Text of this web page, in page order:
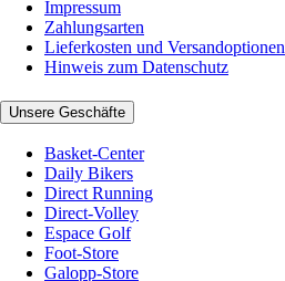
Impressum
Zahlungsarten
Lieferkosten und Versandoptionen
Hinweis zum Datenschutz
Unsere Geschäfte
Basket-Center
Daily Bikers
Direct Running
Direct-Volley
Espace Golf
Foot-Store
Galopp-Store